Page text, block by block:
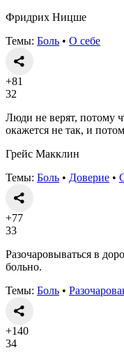
Фридрих Ницше
Темы: Боль • О себе
+81
32
Люди не верят, потому
окажется не так, и
Грейс Макклин
Темы: Боль • Доверие •
+77
33
Разочаровываться в
больно.
Темы: Боль •
+140
34